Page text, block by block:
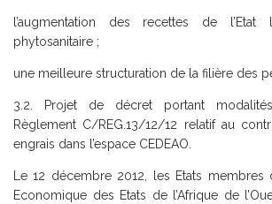
­l’augmentation des recettes de
phytosanitaire ;
­une meilleure structuration de la filière des
3.2. Projet de décret portant
Règlement C/REG.13/12/12 relatif au
engrais dans l’espace CEDEAO.
Le 12 décembre 2012, les Etats
Economique des Etats de l’Afrique de